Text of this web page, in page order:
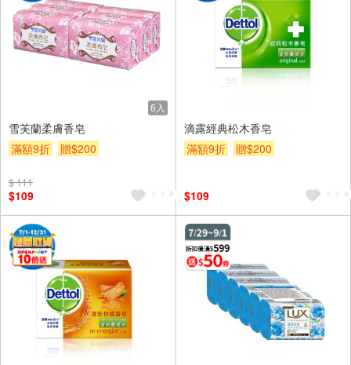
6入
雪芙蘭柔膚香皂
滿額9折
贈$200
$ 111
$109
滴露經典松木香皂
滿額9折
贈$200
$109